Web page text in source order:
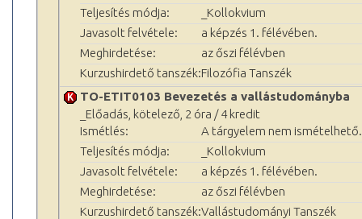
Teljesítés módja:
_Kollokvium
Javasolt felvétele:
a képzés 1. félévében.
Meghirdetése:
az őszi félévben
Kurzushirdető tanszék:Filozófia Tanszék
TO-ETIT0103 Bevezetés a vallástudományba
_Előadás, kötelező, 2 óra / 4 kredit
Ismétlés:
A tárgyelem nem ismételhető.
Teljesítés módja:
_Kollokvium
Javasolt felvétele:
a képzés 1. félévében.
Meghirdetése:
az őszi félévben
Kurzushirdető tanszék:Vallástudományi Tanszék